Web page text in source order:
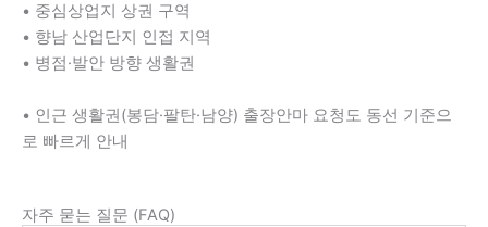
• 중심상업지 상권 구역
• 향남 산업단지 인접 지역
• 병점·발안 방향 생활권
• 인근 생활권(봉담·팔탄·남양) 출장안마 요청도 동선 기준으
로 빠르게 안내
자주 묻는 질문 (FAQ)